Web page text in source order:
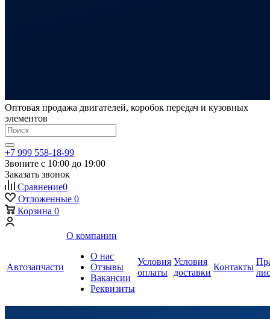
Оптовая продажа двигателей, коробок передач и кузовных
элементов
+7 999 558-18-99
Звоните с 10:00 до 19:00
Заказать звонок
Сравнение0
Отложенные 0
Корзина 0
Автозапчасти
О компании
О нас
Отзывы
Вакансии
Реквизиты
Условия
оплаты
Условия
доставки
Контакты